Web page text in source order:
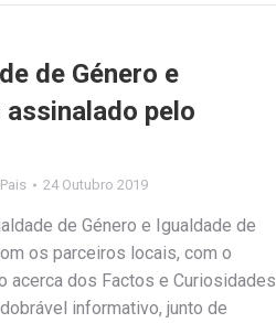
de Género e
pelo
24 Outubro 2019
de Género e Igualdade de
os parceiros locais, com o
acerca dos Factos e Curiosidades
informativo, junto de